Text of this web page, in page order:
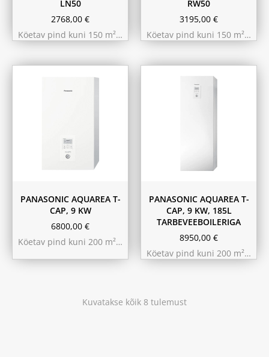
LN50
2768,00 €
Köetav pind kuni 150 m²…
RW50
3195,00 €
Köetav pind kuni 150 m²…
PANASONIC AQUAREA T-
CAP, 9 KW
6800,00 €
Köetav pind kuni 200 m²…
PANASONIC AQUAREA T-
CAP, 9 KW, 185L
TARBEVEEBOILERIGA
8950,00 €
Köetav pind kuni 200 m²…
Kuvatakse kõik 8 tulemust